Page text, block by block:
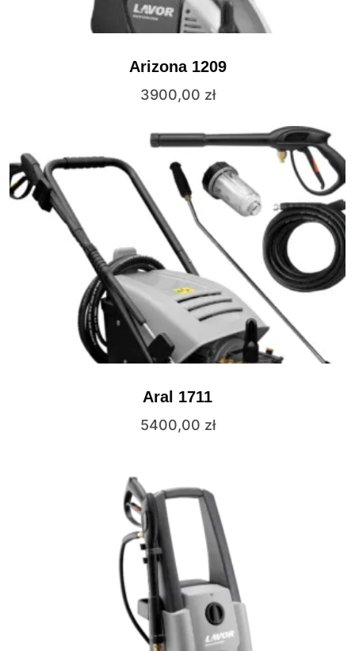
Arizona 1209
3900,00 zł
Aral 1711
5400,00 zł